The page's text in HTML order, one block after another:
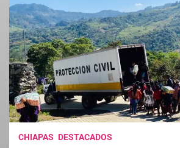
CHIAPAS DESTACADOS